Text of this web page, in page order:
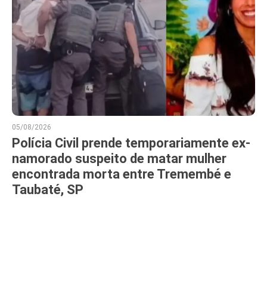
05/08/2026
Polícia Civil prende temporariamente ex-
namorado suspeito de matar mulher
encontrada morta entre Tremembé e
Taubaté, SP